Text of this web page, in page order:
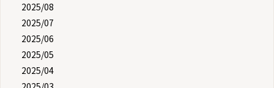
2025/08
2025/07
2025/06
2025/05
2025/04